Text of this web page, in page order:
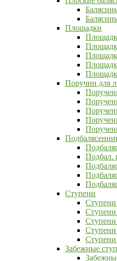
Площадки
Поручни для
Подбал.
Ступени
Ступени
Ступени
Ступени
Забежные